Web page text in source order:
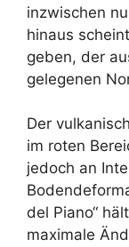
inzwischen
hinaus
geben, der
gelegenen
Der
im roten
jedoch an
del Piano“
maximale